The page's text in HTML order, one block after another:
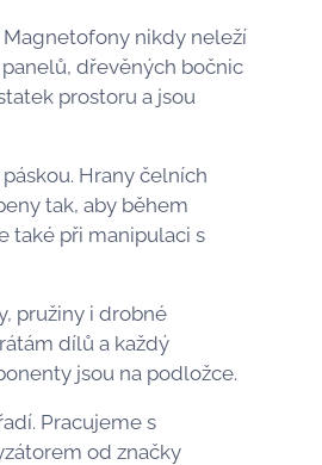
Magnetofony nikdy neleží
dřevěných bočnic
prostoru a jsou
Hrany čelních
tak, aby během
také při manipulaci s
pružiny i drobné
dílů a každý
jsou na podložce.
Pracujeme s
od značky